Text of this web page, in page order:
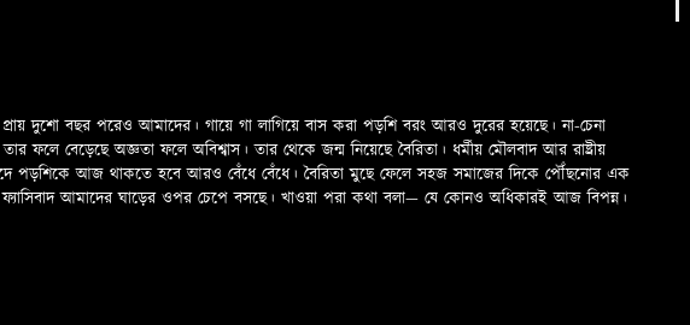
দুশো বছর পরেও আমাদের। গায়ে গা লাগিয়ে বাস করা পড়শি বরং আরও দুরের হয়েছে। না-চেনা
ফলে বেড়েছে অজ্ঞতা ফলে অবিশ্বাস। তার থেকে জন্ম নিয়েছে বৈরিতা। ধর্মীয় মৌলবাদ আর রাষ্ট্রীয়
পড়শিকে আজ থাকতে হবে আরও বেঁধে বেঁধে। বৈরিতা মুছে ফেলে সহজ সমাজের দিকে পৌঁছনোর এক
ফ্যাসিবাদ আমাদের ঘাড়ের ওপর চেপে বসছে। খাওয়া পরা কথা বলা—­­ যে কোনও অধিকারই আজ বিপন্ন।